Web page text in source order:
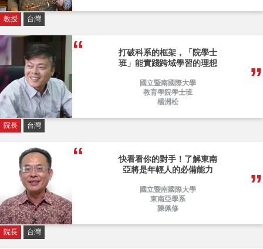
教授 台灣
打破科系的框架，「院學士
班」能實踐跨域學習的理想
國立暨南國際大學
教育學院學士班
楊洲松
院長 台灣
快看看你的對手！了解東南
亞將是年輕人的必備能力
國立暨南國際大學
東南亞學系
陳佩修
院長 台灣